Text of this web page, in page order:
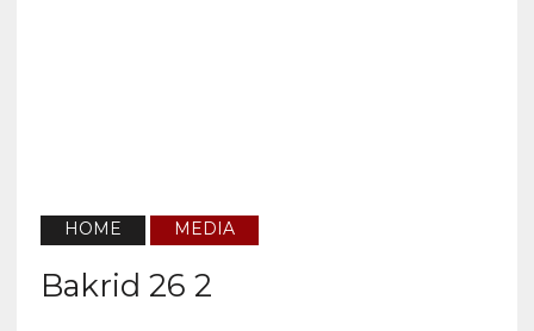
HOME MEDIA
Bakrid 26 2